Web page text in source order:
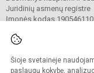
Šioje svetainėje
paslaugų kokybę,
Juridinių asmenų registre
Įmonės kodas 190546110
© 2021. Biržų
Kopijuoti turinį be